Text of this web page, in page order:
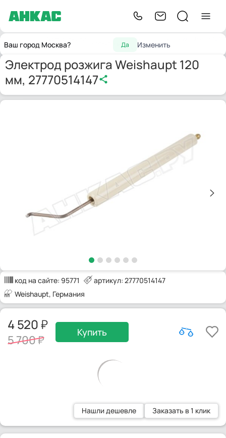
Ваш город Москва? Да Изменить
Главнаягорелок
Электродымм, 27770514147
Электрод розжига Weishaupt 120
мм, 27770514147
код на сайте: 95771
артикул: 27770514147
Weishaupt, Германия
4 520
5 700
Купить
Нашли дешевле Заказать в 1 клик